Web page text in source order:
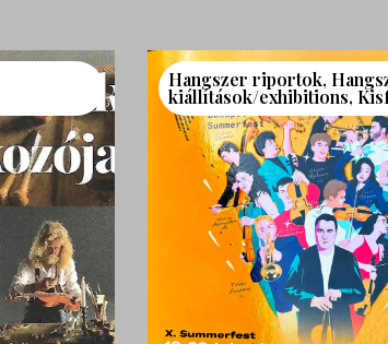
Hangszer riportok,
kiállítások/exhibitions,